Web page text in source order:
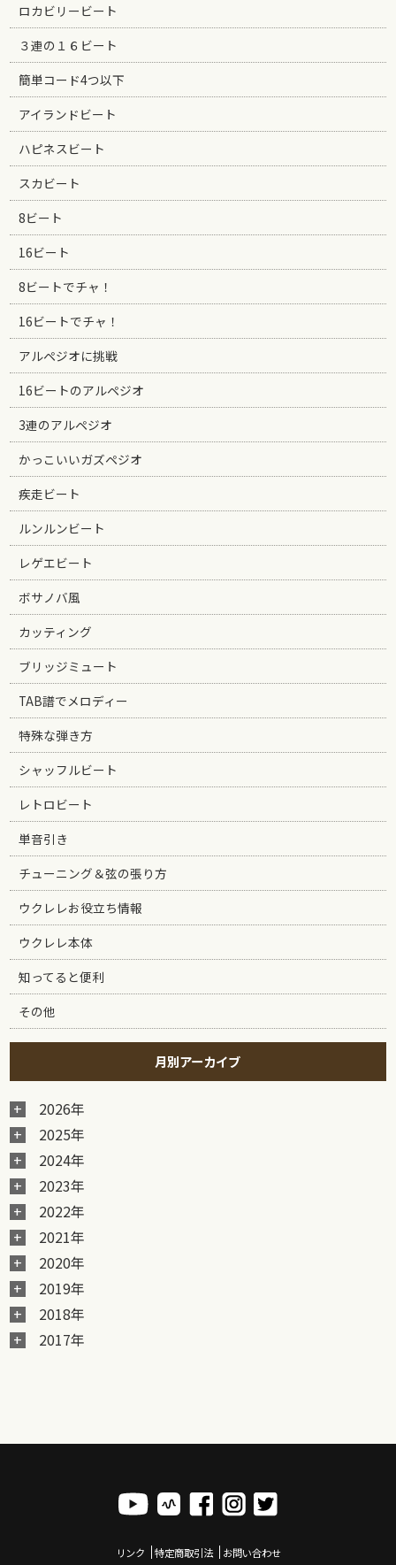
ロカビリービート
３連の１６ビート
簡単コード4つ以下
アイランドビート
ハピネスビート
スカビート
8ビート
16ビート
8ビートでチャ！
16ビートでチャ！
アルペジオに挑戦
16ビートのアルペジオ
3連のアルペジオ
かっこいいガズペジオ
疾走ビート
ルンルンビート
レゲエビート
ボサノバ風
カッティング
ブリッジミュート
TAB譜でメロディー
特殊な弾き方
シャッフルビート
レトロビート
単音引き
チューニング＆弦の張り方
ウクレレお役立ち情報
ウクレレ本体
知ってると便利
その他
月別アーカイブ
2026年
2025年
2024年
2023年
2022年
2021年
2020年
2019年
2018年
2017年
リンク 特定商取引法 お問い合わせ